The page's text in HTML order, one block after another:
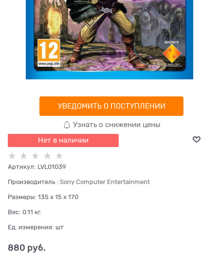
УВЕДОМИТЬ О ПОСТУПЛЕНИИ
Узнать о снижении цены
Нет в наличии
Артикул: LVL01039
Производитель : Sony Computer Entertainment
Размеры: 135 x 15 x 170
Вес: 0.11 кг.
Ед. измерения: шт
880 руб.